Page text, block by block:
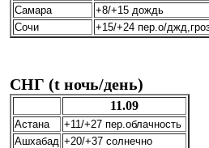
Самара
+8/+15 дождь
Сочи
+15/+24 пер.о/
СНГ (t ночь/день)
11.09
Астана
+11/+27 пер.облачность
Ашхабад +20/+37 солнечно